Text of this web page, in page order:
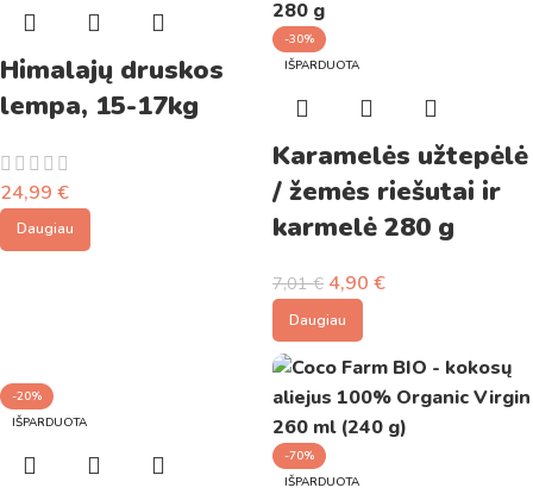
Himalajų druskos
lempa, 15-17kg
24,99 €
Daugiau
-30%
IŠPARDUOTA
Karamelės užtepėlė
/ žemės riešutai ir
karmelė 280 g
7,01€ 4,90 €
Daugiau
-20%
IŠPARDUOTA
-70%
IŠPARDUOTA